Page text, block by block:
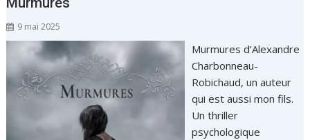
9 mai 2025
Murmures d’Alexandre
Charbonneau-
Robichaud, un auteur
qui est aussi mon fils.
Un thriller
psychologique